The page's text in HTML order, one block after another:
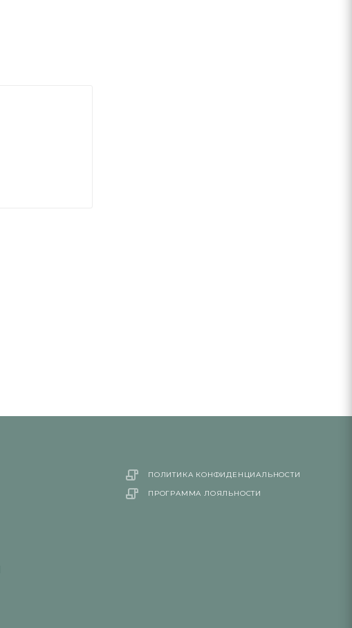
ПОЛИТИКА КОНФИДЕНЦИАЛЬНОСТИ
ПРОГРАММА ЛОЯЛЬНОСТИ